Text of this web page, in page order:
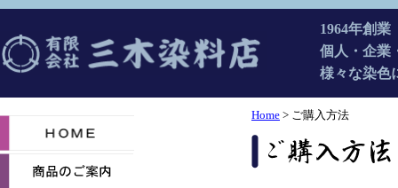
1964年創
個人・企業
様々な染色
Home > ご購入方法